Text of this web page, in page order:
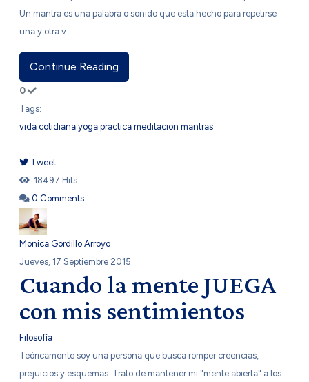
Un mantra es una palabra o sonido que esta hecho para repetirse
una y otra v...
Continue Reading
0
Tags:
vida cotidiana yoga practica meditacion mantras
Tweet
pinterest
18497 Hits
0 Comments
Monica Gordillo Arroyo
Jueves, 17 Septiembre 2015
Cuando la mente JUEGA
con mis sentimientos
Filosofía
Teóricamente soy una persona que busca romper creencias,
prejuicios y esquemas. Trato de mantener mi "mente abierta" a los